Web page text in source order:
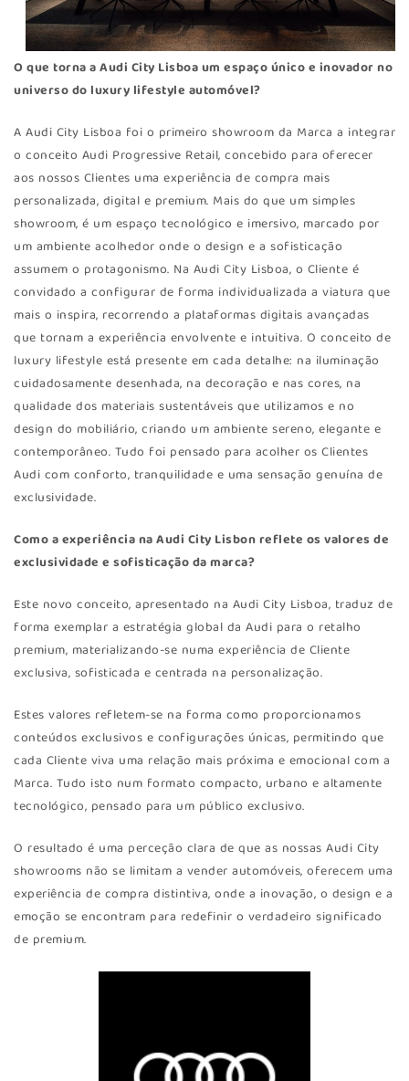
O que torna a Audi City Lisboa um espaço único e inovador no
universo do luxury lifestyle automóvel?
A Audi City Lisboa foi o primeiro showroom da Marca a integrar
o conceito Audi Progressive Retail, concebido para oferecer
aos nossos Clientes uma experiência de compra mais
personalizada, digital e premium. Mais do que um simples
showroom, é um espaço tecnológico e imersivo, marcado por
um ambiente acolhedor onde o design e a sofisticação
assumem o protagonismo. Na Audi City Lisboa, o Cliente é
convidado a configurar de forma individualizada a viatura que
mais o inspira, recorrendo a plataformas digitais avançadas
que tornam a experiência envolvente e intuitiva. O conceito de
luxury lifestyle está presente em cada detalhe: na iluminação
cuidadosamente desenhada, na decoração e nas cores, na
qualidade dos materiais sustentáveis que utilizamos e no
design do mobiliário, criando um ambiente sereno, elegante e
contemporâneo. Tudo foi pensado para acolher os Clientes
Audi com conforto, tranquilidade e uma sensação genuína de
exclusividade.
Como a experiência na Audi City Lisbon reflete os valores de
exclusividade e sofisticação da marca?
Este novo conceito, apresentado na Audi City Lisboa, traduz de
forma exemplar a estratégia global da Audi para o retalho
premium, materializando-se numa experiência de Cliente
exclusiva, sofisticada e centrada na personalização.
Estes valores refletem-se na forma como proporcionamos
conteúdos exclusivos e configurações únicas, permitindo que
cada Cliente viva uma relação mais próxima e emocional com a
Marca. Tudo isto num formato compacto, urbano e altamente
tecnológico, pensado para um público exclusivo.
O resultado é uma perceção clara de que as nossas Audi City
showrooms não se limitam a vender automóveis, oferecem uma
experiência de compra distintiva, onde a inovação, o design e a
emoção se encontram para redefinir o verdadeiro significado
de premium.